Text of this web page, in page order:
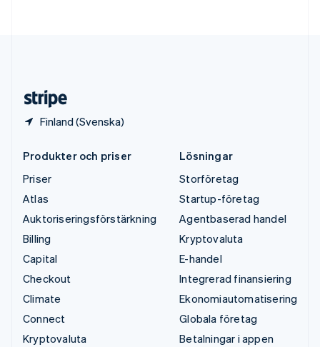
Finland (Svenska)
Produkter och priser
Priser
Atlas
Auktoriseringsförstärkning
Billing
Capital
Checkout
Climate
Connect
Kryptovaluta
Lösningar
Storföretag
Startup-företag
Agentbaserad handel
Kryptovaluta
E-handel
Integrerad finansiering
Ekonomiautomatisering
Globala företag
Betalningar i appen